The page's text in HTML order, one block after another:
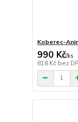
Koberec-
990 Kč/ks
818 Kč bez